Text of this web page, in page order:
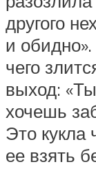
другого
и
чего
выход:
хочешь
Это
ее взять